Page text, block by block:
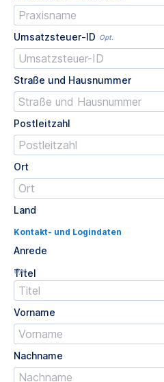
Umsatzsteuer-ID Opt.
Straße und Hausnummer
Postleitzahl
Ort
Land
Kontakt- und Logindaten
Anrede
Titel
Opt.
Vorname
Nachname